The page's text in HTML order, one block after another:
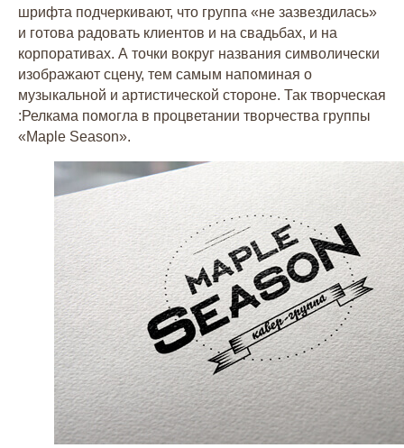
шрифта подчеркивают, что группа «не зазвездилась»
и готова радовать клиентов и на свадьбах, и на
корпоративах. А точки вокруг названия символически
изображают сцену, тем самым напоминая о
музыкальной и артистической стороне. Так творческая
:Релкама помогла в процветании творчества группы
«Maple Season».